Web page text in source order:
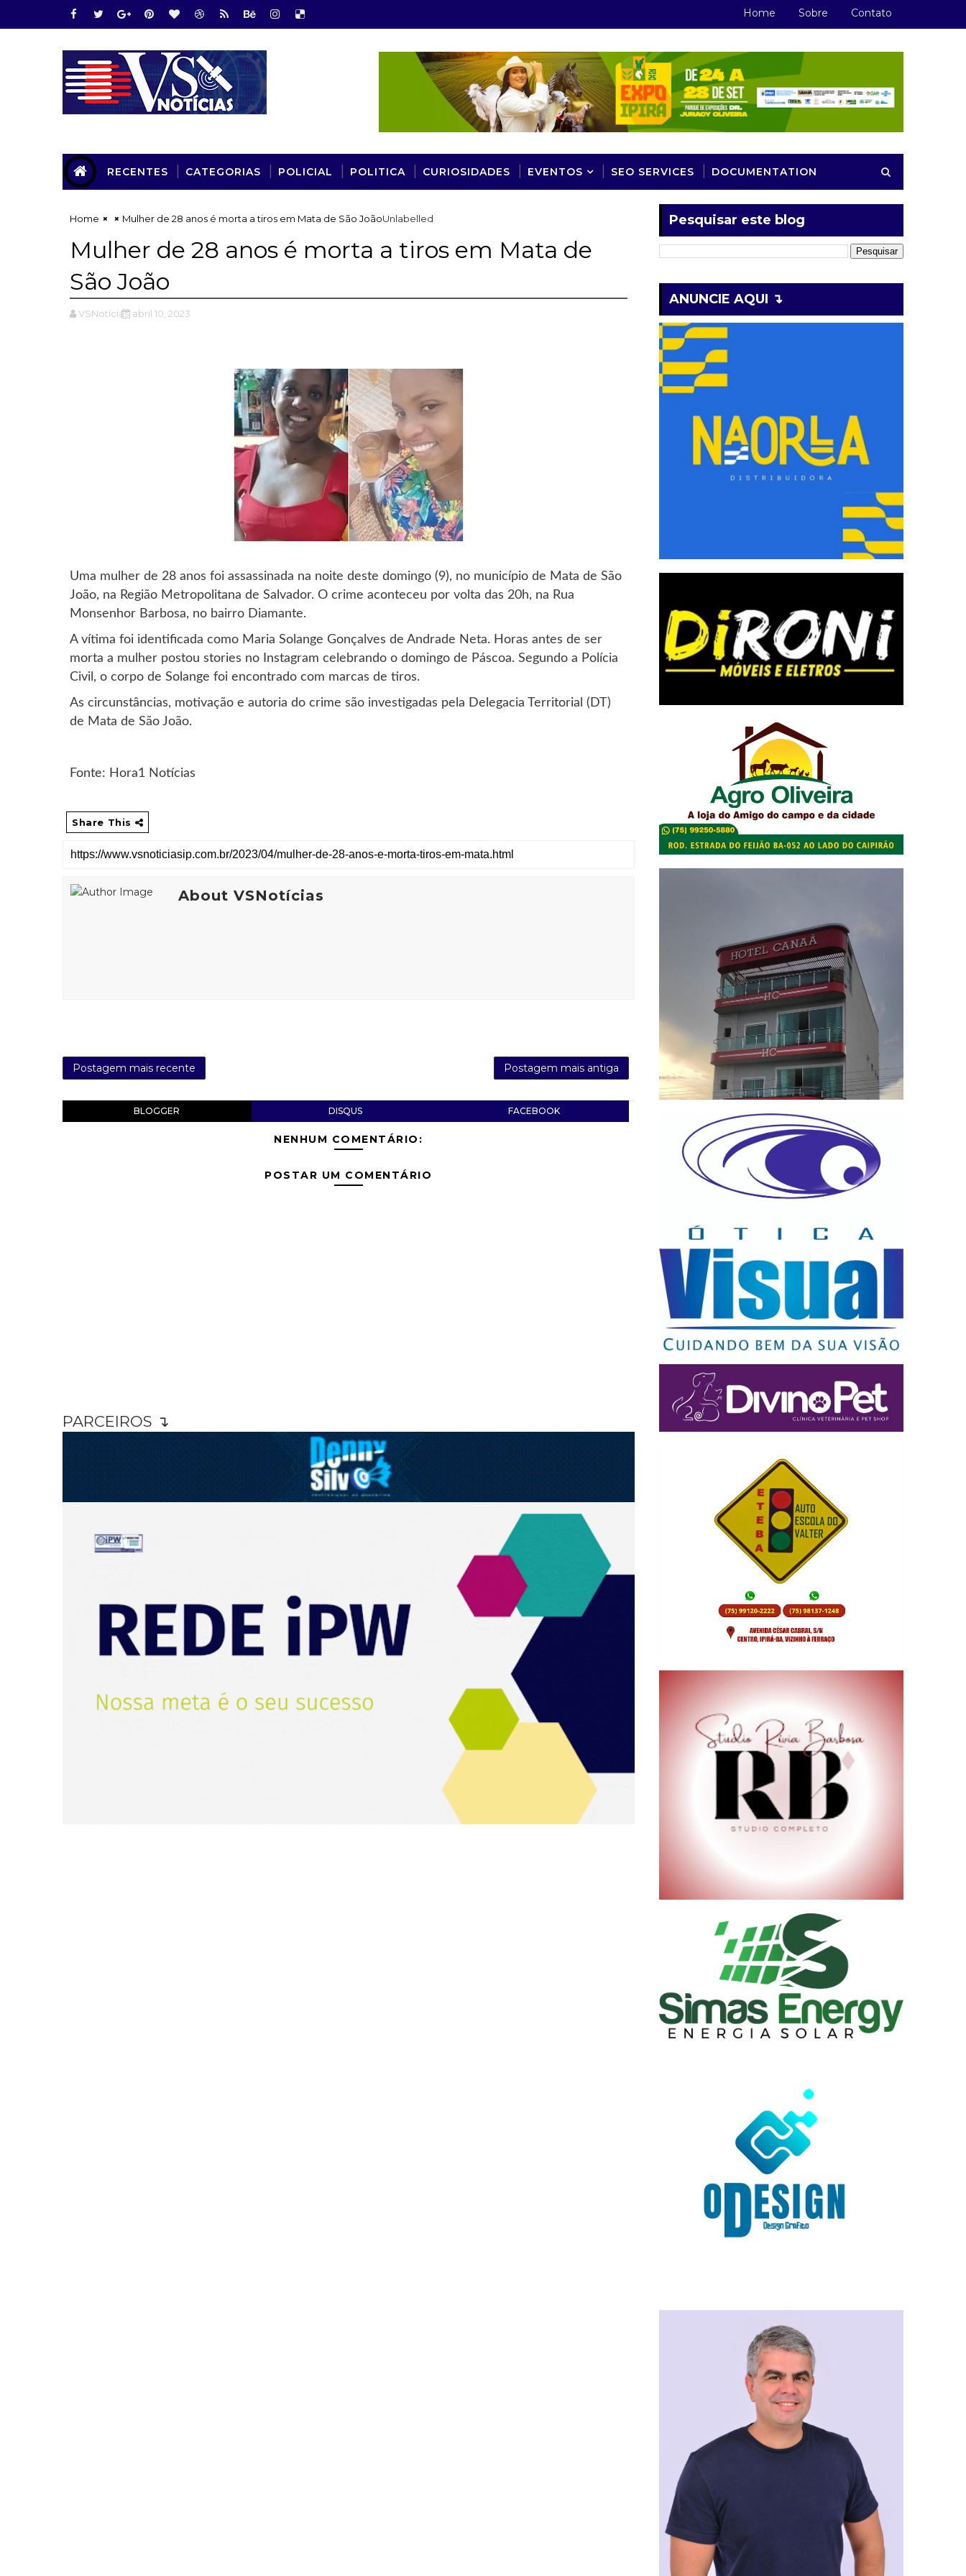
Home Sobre Contato
RECENTES CATEGORIAS POLICIAL POLITICA CURIOSIDADES EVENTOS SEO SERVICES DOCUMENTATION
Home Unlabelled
Mulher de 28 anos é morta a tiros em Mata de São João
Mulher de 28 anos é morta a tiros em Mata de
São João
VSNotícias abril 10, 2023
Uma mulher de 28 anos foi assassinada na noite deste domingo (9), no município de Mata de São
João, na Região Metropolitana de Salvador. O crime aconteceu por volta das 20h, na Rua
Monsenhor Barbosa, no bairro Diamante.
A vítima foi identificada como Maria Solange Gonçalves de Andrade Neta. Horas antes de ser
morta a mulher postou stories no Instagram celebrando o domingo de Páscoa. Segundo a Polícia
Civil, o corpo de Solange foi encontrado com marcas de tiros.
As circunstâncias, motivação e autoria do crime são investigadas pela Delegacia Territorial (DT)
de Mata de São João.
Fonte: Hora1 Notícias
Share This
About VSNotícias
Postagem mais recente Postagem mais antiga
BLOGGER DISQUS FACEBOOK
NENHUM COMENTÁRIO:
POSTAR UM COMENTÁRIO
PARCEIROS ↴
Pesquisar este blog
ANUNCIE AQUI ↴